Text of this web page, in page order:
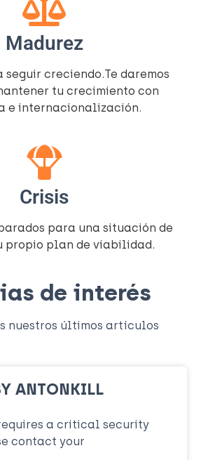
Madurez
seguir creciendo.Te daremos
tu crecimiento con
e internacionalización.
Crisis
para una situación de
propio plan de viabilidad.
de interés
nuestros últimos artículos
ANTONKILL
a critical security
contact your